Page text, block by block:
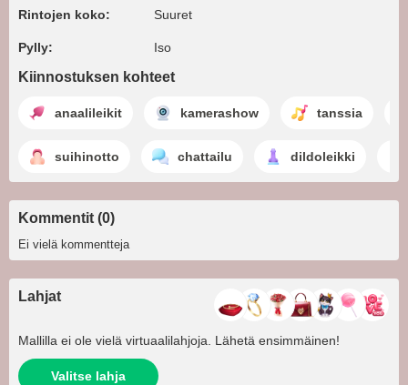
Rintojen koko: Suuret
Pylly: Iso
Kiinnostuksen kohteet
anaalileikit kamerashow tanssia
suihinotto chattailu dildoleikki
Kommentit (0)
Ei vielä kommentteja
Lahjat
Mallilla ei ole vielä virtuaalilahjoja. Lähetä ensimmäinen!
Valitse lahja